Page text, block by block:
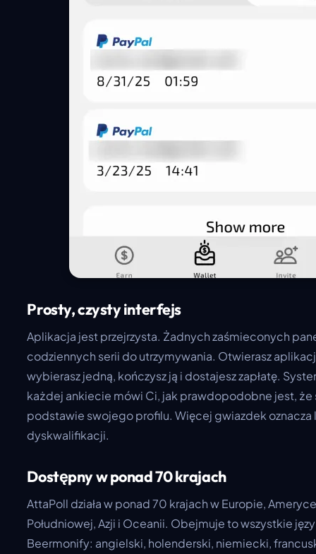
Prosty, czysty interfejs
Aplikacja jest przejrzysta. Żadnych zaśmieconych
codziennych serii do utrzymywania. Otwierasz
wybierasz jedną, kończysz ją i dostajesz zapłatę.
każdej ankiecie mówi Ci, jak prawdopodobne jest, że
podstawie swojego profilu. Więcej gwiazdek
dyskwalifikacji.
Dostępny w ponad 70 krajach
AttaPoll działa w ponad 70 krajach w Europie,
Południowej, Azji i Oceanii. Obejmuje to wszystkie
Beermonify: angielski, holenderski, niemiecki,